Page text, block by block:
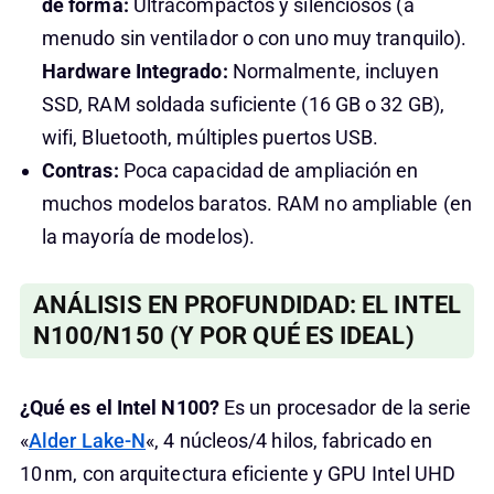
de forma: Ultracompactos y silenciosos (a
menudo sin ventilador o con uno muy tranquilo).
Hardware Integrado: Normalmente, incluyen
SSD, RAM soldada suficiente (16 GB o 32 GB),
wifi, Bluetooth, múltiples puertos USB.
Contras: Poca capacidad de ampliación en
muchos modelos baratos. RAM no ampliable (en
la mayoría de modelos).
ANÁLISIS EN PROFUNDIDAD: EL INTEL
N100/N150 (Y POR QUÉ ES IDEAL)
¿Qué es el Intel N100?Es un procesador de la serie
«Alder Lake-N«, 4 núcleos/4 hilos, fabricado en
10 nm, con arquitectura eficiente y GPU Intel UHD